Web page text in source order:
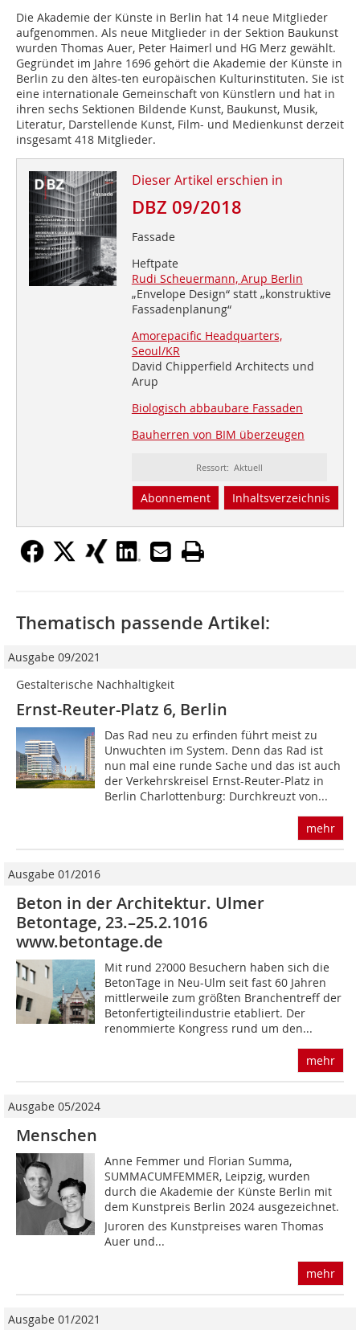
Die Akademie der Künste in Berlin hat 14 neue Mitglieder
aufgenommen. Als neue Mitglieder in der Sektion Baukunst
wurden Thomas Auer, Peter Haimerl und HG Merz gewählt.
Gegründet im Jahre 1696 gehört die Akademie der Künste in
Berlin zu den ältes-ten europäischen Kulturinstituten. Sie ist
eine internationale Gemeinschaft von Künstlern und hat in
ihren sechs Sektionen Bildende Kunst, Baukunst, Musik,
Literatur, Darstellende Kunst, Film- und Medienkunst derzeit
insgesamt 418 Mitglieder.
Dieser Artikel erschien in
DBZ 09/2018
Fassade
Heftpate
Rudi Scheuermann, Arup Berlin
„Envelope Design“ statt „konstruktive
Fassadenplanung“
Amorepacific Headquarters,
Seoul/KR
David Chipperfield Architects und
Arup
Biologisch abbaubare Fassaden
Bauherren von BIM überzeugen
Ressort: Aktuell
Abonnement Inhaltsverzeichnis
Thematisch passende Artikel:
Ausgabe 09/2021
Gestalterische Nachhaltigkeit
Ernst-Reuter-Platz 6, Berlin
Das Rad neu zu erfinden führt meist zu
Unwuchten im System. Denn das Rad ist
nun mal eine runde Sache und das ist auch
der Verkehrskreisel Ernst-Reuter-Platz in
Berlin Charlottenburg: Durchkreuzt von...
mehr
Ausgabe 01/2016
Beton in der Architektur. Ulmer
Betontage, 23.–25.2.1016
www.betontage.de
Mit rund 2?000 Besuchern haben sich die
BetonTage in Neu-Ulm seit fast 60 Jahren
mittlerweile zum größten Branchentreff der
Betonfertigteilindustrie etabliert. Der
renommierte Kongress rund um den...
mehr
Ausgabe 05/2024
Menschen
Anne Femmer und Florian Summa,
SUMMACUMFEMMER, Leipzig, wurden
durch die Akademie der Künste Berlin mit
dem Kunstpreis Berlin 2024 ausgezeichnet.
Juroren des Kunstpreises waren Thomas
Auer und...
mehr
Ausgabe 01/2021